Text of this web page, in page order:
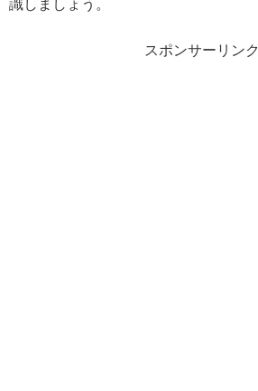
識しましょう。
スポンサーリンク